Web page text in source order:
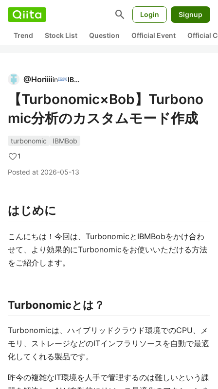
search Login Signup
Trend Stock List Question Official Event Official
@Horiiiiin IBM
【Turbonomic×Bob】Turbono
mic分析のカスタムモード作成
turbonomic
IBMBob
1
Posted at 2026-05-13
はじめに
こんにちは！今回は、TurbonomicとIBMBobをかけ合わ
せて、より効果的にTurbonomicをお使いいただける方法
をご紹介します。
Turbonomicとは？
Turbonomicは、ハイブリッドクラウド環境でのCPU、メ
モリ、ストレージなどのITインフラリソースを自動で最適
化してくれる製品です。
昨今の複雑なIT環境を人手で管理するのは難しいという課